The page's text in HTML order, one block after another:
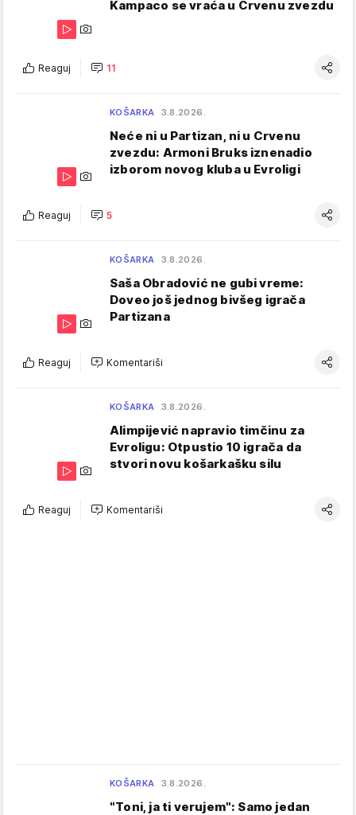
Kampaco se vraća u Crvenu zvezdu
Reaguj 11
KOŠARKA 3.8.2026.
Neće ni u Partizan, ni u Crvenu
zvezdu: Armoni Bruks iznenadio
izborom novog kluba u Evroligi
Reaguj 5
KOŠARKA 3.8.2026.
Saša Obradović ne gubi vreme:
Doveo još jednog bivšeg igrača
Partizana
Reaguj Komentariši
KOŠARKA 3.8.2026.
Alimpijević napravio timčinu za
Evroligu: Otpustio 10 igrača da
stvori novu košarkašku silu
Reaguj Komentariši
KOŠARKA 3.8.2026.
"Toni, ja ti verujem": Samo jedan